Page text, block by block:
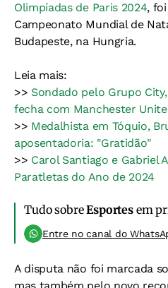
Olimpíadas de Paris 2024,
Campeonato Mundial de
Budapeste, na Hungria.
Leia mais:
>> Sondado pelo Grupo
fecha com Manchester
>> Medalhista em Tóquio,
aposentadoria: "Gratidão"
>> Carol Santiago e Gabriel
Paratletas do Ano de 2024
Tudo sobreEsportesem
Entre no canal do
A disputa não foi marcada